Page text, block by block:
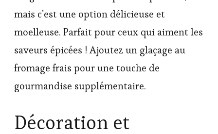
mais c’est une option délicieuse et
moelleuse. Parfait pour ceux qui aiment les
saveurs épicées ! Ajoutez un glaçage au
fromage frais pour une touche de
gourmandise supplémentaire.
Décoration et